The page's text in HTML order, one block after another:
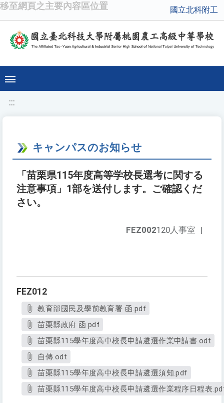
移至網頁之主要內容區位置 國立北科附工
:::
キャンパスのお知らせ
「苗栗県115年度高等学校長選考に関する
注意事項」1部を送付します。ご確認くだ
さい。
FEZ002120人事室 |
FEZ012
教育部國民及學前教育署 函.pdf
苗栗縣政府 函.pdf
苗栗縣115學年度高中校長申請遴選作業申請書.odt
自傳.odt
苗栗縣115學年度高中校長申請遴選須知.pdf
苗栗縣115學年度高中校長申請遴選作業程序日程表